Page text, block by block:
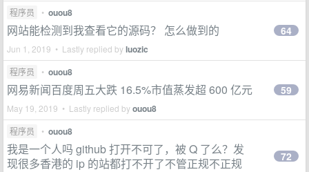
程序员 • ouou8
网站能检测到我查看它的源码？ 怎么做到的
Jun 1, 2019 • Lastly replied byluozic
64
程序员 • ouou8
网易新闻百度周五大跌 16.5%市值蒸发超 600 亿元
May 19, 2019 • Lastly replied byouou8
59
程序员 • ouou8
我是一个人吗 github 打开不可了，被 Q 了么？发
现很多香港的 ip 的站都打不开了不管正规不正规
72